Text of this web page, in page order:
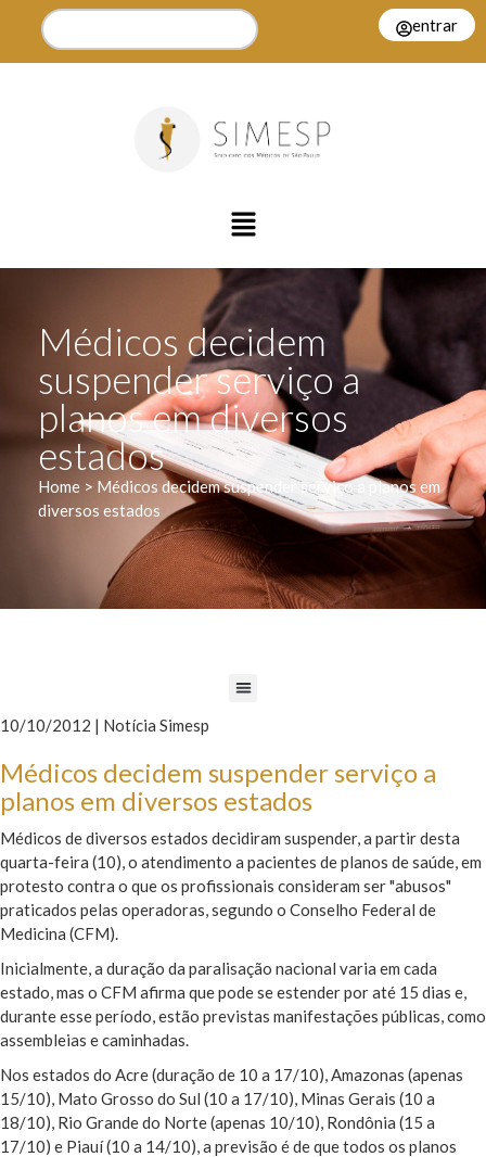
entrar
Médicos decidem
suspender serviço a
planos em diversos
estados
Home > Médicos decidem suspender serviço a planos em
diversos estados
10/10/2012 | Notícia Simesp
Médicos decidem suspender serviço a
planos em diversos estados
Médicos de diversos estados decidiram suspender, a partir desta
quarta-feira (10), o atendimento a pacientes de planos de saúde, em
protesto contra o que os profissionais consideram ser "abusos"
praticados pelas operadoras, segundo o Conselho Federal de
Medicina (CFM).
Inicialmente, a duração da paralisação nacional varia em cada
estado, mas o CFM afirma que pode se estender por até 15 dias e,
durante esse período, estão previstas manifestações públicas, como
assembleias e caminhadas.
Nos estados do Acre (duração de 10 a 17/10), Amazonas (apenas
15/10), Mato Grosso do Sul (10 a 17/10), Minas Gerais (10 a
18/10), Rio Grande do Norte (apenas 10/10), Rondônia (15 a
17/10) e Piauí (10 a 14/10), a previsão é de que todos os planos